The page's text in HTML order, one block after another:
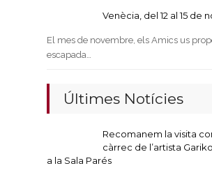
Venècia, del 12 al 15 de
El mes de novembre, els Amics us
escapada…
Últimes Notícies
Recomanem la visita
càrrec de l’artista
a la Sala Parés